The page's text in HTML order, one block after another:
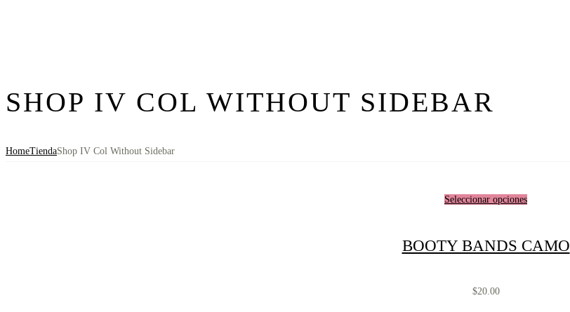
SHOP IV COL WITHOUT SIDEBAR
HomeTiendaShop IV Col Without Sidebar
Seleccionar opciones
BOOTY BANDS CAMO
$20.00